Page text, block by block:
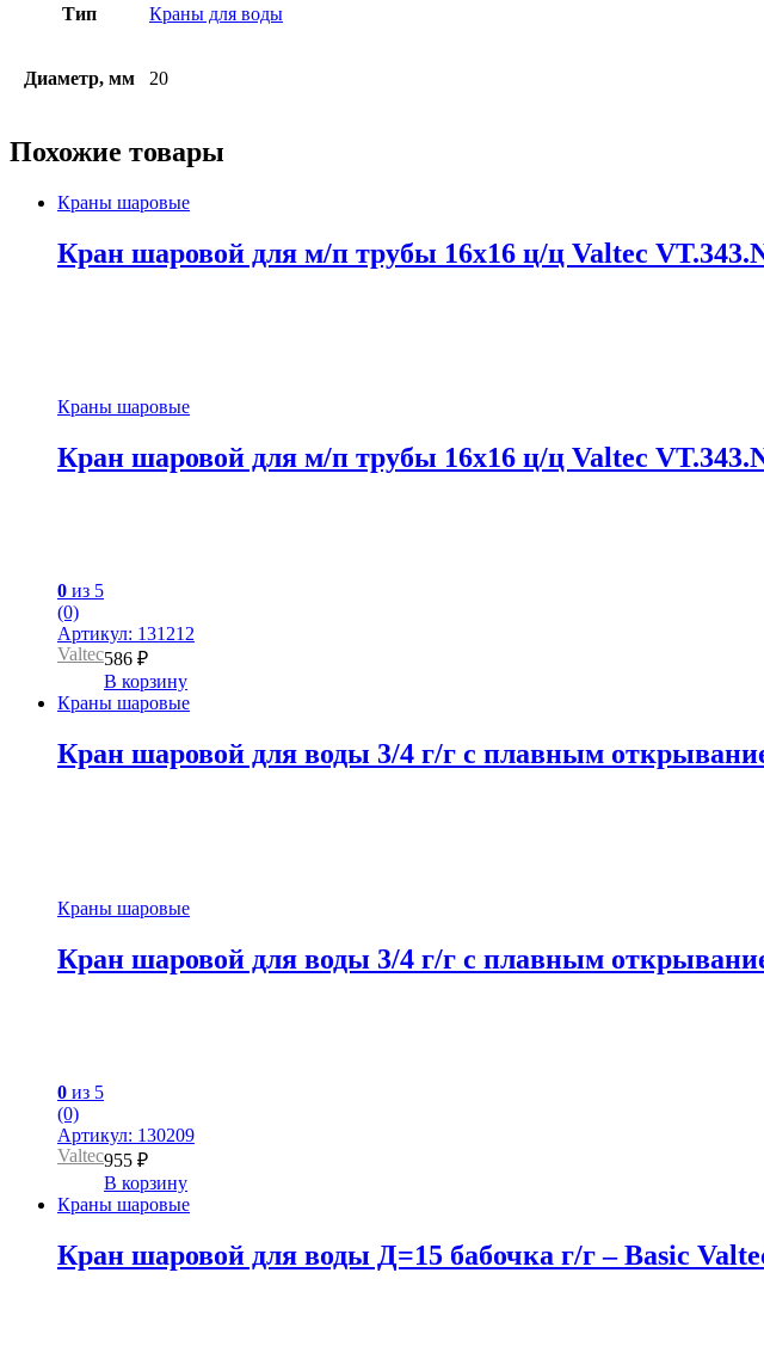
Тип Краны для воды
Диаметр, мм 20
Похожие товары
Краны шаровые
Кран шаровой для м/п трубы 16х16 ц/ц Valtec
Краны шаровые
Кран шаровой для м/п трубы 16х16 ц/ц Valtec
0 из 5
(0)
Артикул: 131212
Valtec586 ₽
В корзину
Краны шаровые
Кран шаровой для воды 3/4 г/г с плавным
Краны шаровые
Кран шаровой для воды 3/4 г/г с плавным
0 из 5
(0)
Артикул: 130209
Valtec955 ₽
В корзину
Краны шаровые
Кран шаровой для воды Д=15 бабочка г/г – Basic